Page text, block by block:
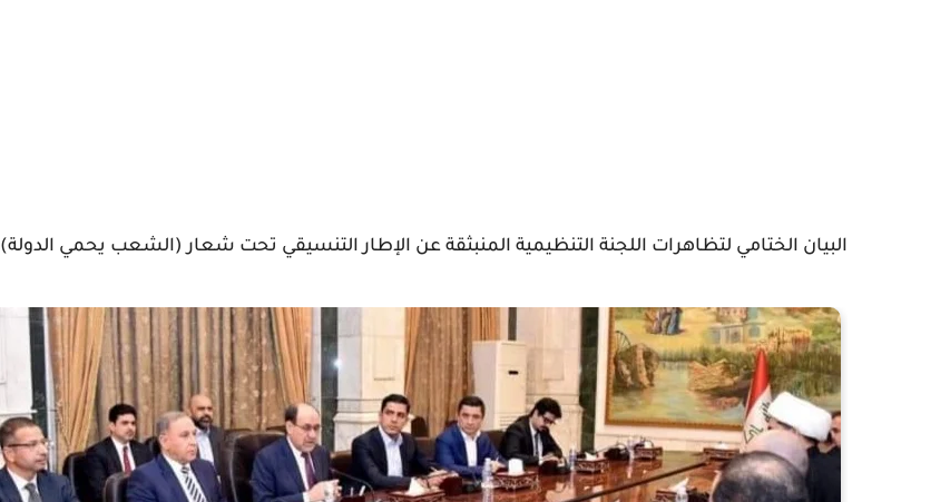
البيان الختامي لتظاهرات اللجنة التنظيمية المنبثقة عن الإطار التنسيقي تحت شعار (الشعب يحمي الدولة)